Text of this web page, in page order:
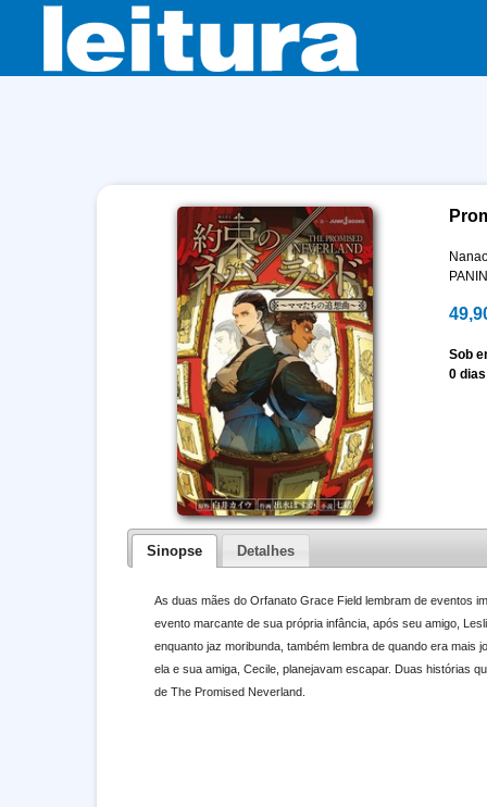
Sob
0 dias
Sinopse Detalhes
As duas mães do Orfanato Grace Field lembram de eventos
evento marcante de sua própria infância, após seu amigo,
enquanto jaz moribunda, também lembra de quando era
ela e sua amiga, Cecile, planejavam escapar. Duas histórias
de The Promised Neverland.